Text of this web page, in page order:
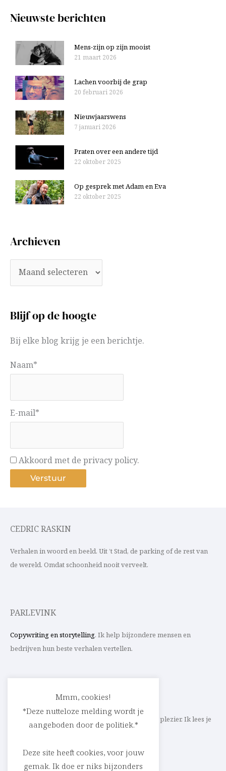
:Nieuwste berichten
Mens-zijn op zijn mooist
21 maart 2026
Lachen voorbij de grap
20 februari 2026
Nieuwjaarswens
7 januari 2026
Praten over een andere tijd
22 oktober 2025
Op gesprek met Adam en Eva
22 oktober 2025
Archieven
Blijf op de hoogte
Bij elke blog krijg je een berichtje.
Naam*
E-mail*
Akkoord met de privacy policy.
CEDRIC RASKIN
Verhalen in woord en beeld. Uit ’t Stad, de parking of de rest van
de wereld. Omdat schoonheid nooit verveelt.
PARLEVINK
Copywriting en storytelling. Ik help bijzondere mensen en
bedrijven hun beste verhalen vertellen.
Schrijf ik straks mee aan jouw verhaal? Met veel plezier. Ik lees je
heel graag op
cedric@parlevink.be
Mmm, cookies!
*Deze nutteloze melding wordt je
aangeboden door de politiek.*
Deze site heeft cookies, voor jouw
gemak. Ik doe er niks bijzonders